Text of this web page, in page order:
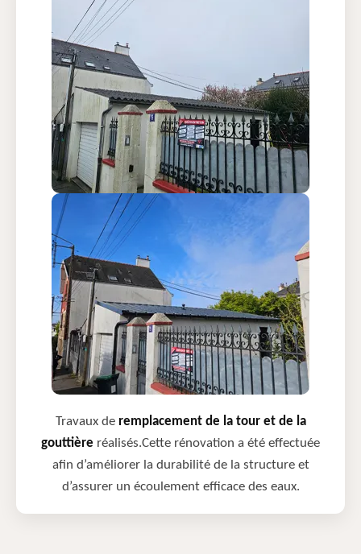
Travaux de remplacement de la tour et de la
gouttière réalisés.Cette rénovation a été effectuée
afin d’améliorer la durabilité de la structure et
d’assurer un écoulement efficace des eaux.